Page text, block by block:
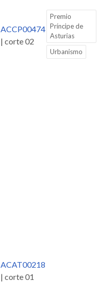
ACCP00474
| corte 02
Premio
Príncipe de
Asturias
Urbanismo
ACAT00218
| corte 01